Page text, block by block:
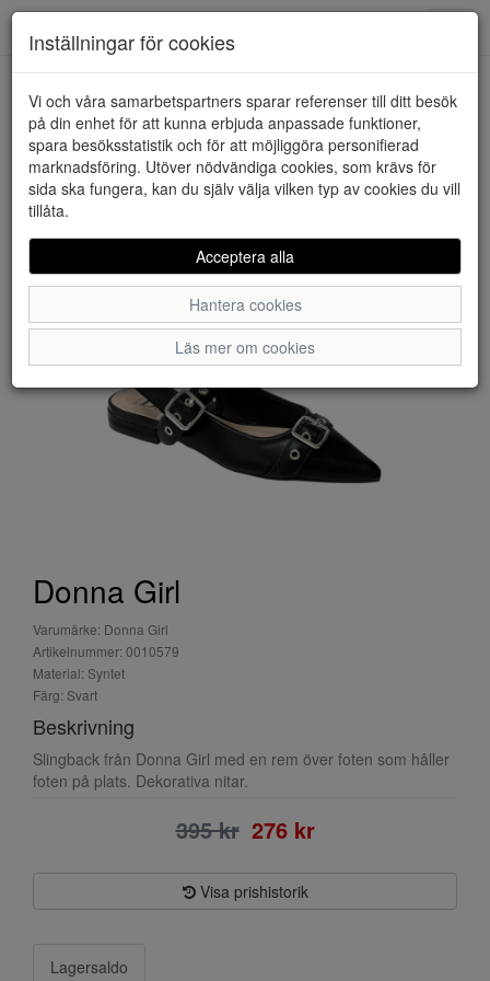
HEM DONNA GIRL
Donna Girl
Varumärke: Donna Girl
Artikelnummer: 0010579
Material: Syntet
Färg: Svart
Beskrivning
Slingback från Donna Girl med en rem över foten som håller
foten på plats. Dekorativa nitar.
395 kr 276 kr
Visa prishistorik
Lagersaldo
Inställningar för cookies
Vi och våra samarbetspartners sparar referenser till ditt besök
på din enhet för att kunna erbjuda anpassade funktioner,
spara besöksstatistik och för att möjliggöra personifierad
marknadsföring. Utöver nödvändiga cookies, som krävs för
sida ska fungera, kan du själv välja vilken typ av cookies du vill
tillåta.
Acceptera alla
Hantera cookies
Läs mer om cookies